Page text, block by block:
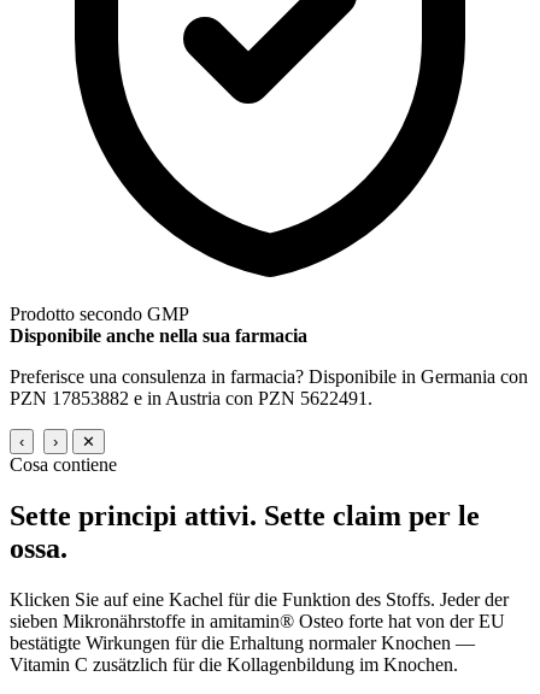
Prodotto secondo GMP
Disponibile anche nella sua farmacia
Preferisce una consulenza in farmacia? Disponibile in Germania con
PZN 17853882 e in Austria con PZN 5622491.
‹ › ✕
Cosa contiene
Sette principi attivi. Sette claim per le
ossa.
Klicken Sie auf eine Kachel für die Funktion des Stoffs. Jeder der
sieben Mikronährstoffe in amitamin® Osteo forte hat von der EU
bestätigte Wirkungen für die Erhaltung normaler Knochen —
Vitamin C zusätzlich für die Kollagenbildung im Knochen.